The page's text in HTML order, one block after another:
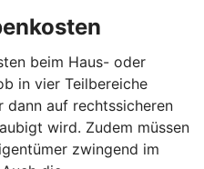
beim Haus- oder
in vier Teilbereiche
dann auf rechtssicheren
wird. Zudem müssen
zwingend im